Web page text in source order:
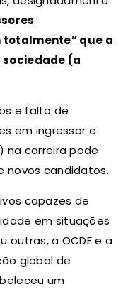
totalmente” que a
(a
e falta de
em ingressar e
na carreira pode
novos candidatos.
capazes de
em situações
outras, a OCDE e a
global de
um